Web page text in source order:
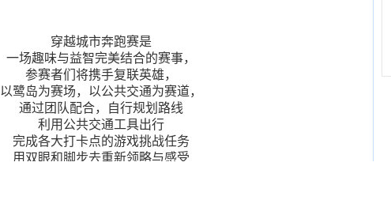
穿越城市奔跑赛是
一场趣味与益智完美结合的赛事，
参赛者们将携手复联英雄，
以鹭岛为赛场，以公共交通为赛道，
通过团队配合，自行规划路线
利用公共交通工具出行
完成各大打卡点的游戏挑战任务
用双眼和脚步去重新领略与感受